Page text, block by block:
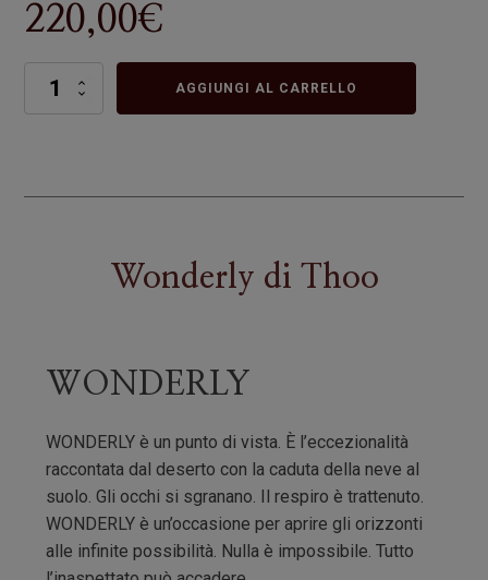
220,00€
Wonderly
AGGIUNGI AL CARRELLO
Wonderly di Thoo
WONDERLY
WONDERLY è un punto di vista. È l’eccezionalità
raccontata dal deserto con la caduta della neve al
suolo. Gli occhi si sgranano. Il respiro è trattenuto.
WONDERLY è un’occasione per aprire gli orizzonti
alle infinite possibilità. Nulla è impossibile. Tutto